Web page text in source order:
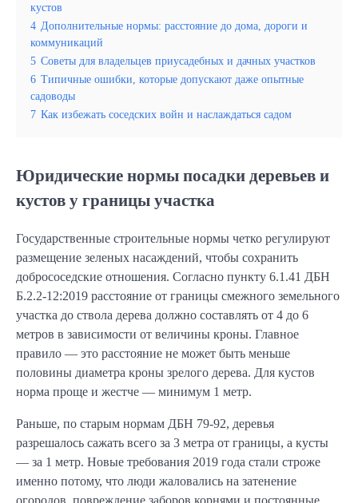
кустов
4 Дополнительные нормы: расстояние до дома, дороги и
коммуникаций
5 Советы для владельцев приусадебных и дачных участков
6 Типичные ошибки, которые допускают даже опытные
садоводы
7 Как избежать соседских войн и наслаждаться садом
Юридические нормы посадки деревьев и
кустов у границы участка
Государственные строительные нормы четко регулируют
размещение зеленых насаждений, чтобы сохранить
добрососедские отношения. Согласно пункту 6.1.41 ДБН
Б.2.2-12:2019 расстояние от границы смежного земельного
участка до ствола дерева должно составлять от 4 до 6
метров в зависимости от величины кроны. Главное
правило — это расстояние не может быть меньше
половины диаметра кроны зрелого дерева. Для кустов
норма проще и жестче — минимум 1 метр.
Раньше, по старым нормам ДБН 79-92, деревья
разрешалось сажать всего за 3 метра от границы, а кусты
— за 1 метр. Новые требования 2019 года стали строже
именно потому, что люди жаловались на затенение